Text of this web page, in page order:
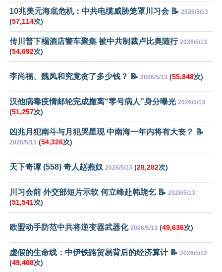
10兆美元海底危机：中共电缆威胁笼罩川习会 📝 2026/5/13
(57,114次)
传川普下榻酒店警车聚集 被中共制裁卢比奥随行 2026/5/13
(54,092次)
李尚福、魏凤和究竟贪了多少钱？ 📝 2026/5/13 (55,848次)
汉他病毒疫情邮轮完成撤离“零号病人”身分曝光 2026/5/13
(51,257次)
凶兆月犯南斗与月犯哭星现 中南海一年内将有大丧？ 📝
2026/5/13 (54,326次)
天下奇谭 (558) 奇人赵燕奴 2026/5/13 (28,282次)
川习会前 外交部短片示软 何立峰赴韩跪乞 📝 2026/5/13
(51,541次)
欧盟动手防范中共将逆变器武器化 2026/5/13 (49,636次)
虚假的生命线：中伊铁路贸易背后的经济算计 📝 2026/5/12
(49,408次)